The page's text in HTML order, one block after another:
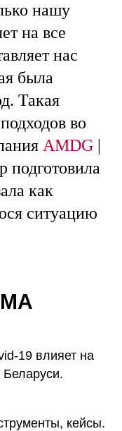
нашу
на все
нас
была
Такая
во
AMDG |
как
ситуацию
19 влияет на
кейсы.